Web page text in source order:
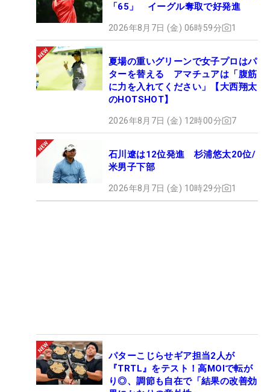
全米各地のゴルフ場で働く2万8000人のクラブプロ
のヒーローとなり、今年の全米プロを盛り上げた立
役者となった。
最後には感極まって涙を流したブロックに、誰もが
笑顔で惜しみない拍手を送った瞬間は、PGAツアー
フ界に久しぶりに漂った「和みのひととき」だっ
あと味、爽やか――、いい戦いだった。
「65」 イーグル奪取で好発進
2026年8月7日 (金) 06時59分 1
夏場の重いグリーンで女子プロはパ
ターを替える アマチュアは「腹筋
に力を入れてください」【大西翔太
のHOTSHOT】
2026年8月7日 (金) 12時00分 7
石川遼は12位発進 杉浦悠太20位/
米男子下部
2026年8月7日 (金) 10時29分 1
パターこじらせギア担当2人が
『TRTL』をテスト！高MOIで転が
り◎、調節も自在で「結果の改善効